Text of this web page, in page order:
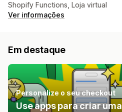
Shopify Functions, Loja virtual
Ver informações
Em destaque
Personalize o seu checkout
Use apps para criar uma